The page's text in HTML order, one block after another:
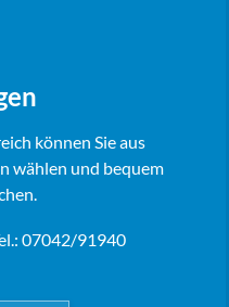
können Sie aus
wählen und bequem
07042/91940